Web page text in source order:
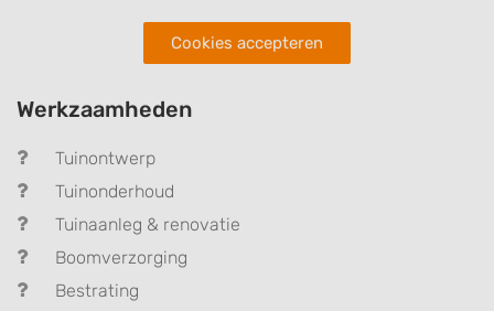
Cookies accepteren
Werkzaamheden
Tuinontwerp
Tuinonderhoud
Tuinaanleg & renovatie
Boomverzorging
Bestrating